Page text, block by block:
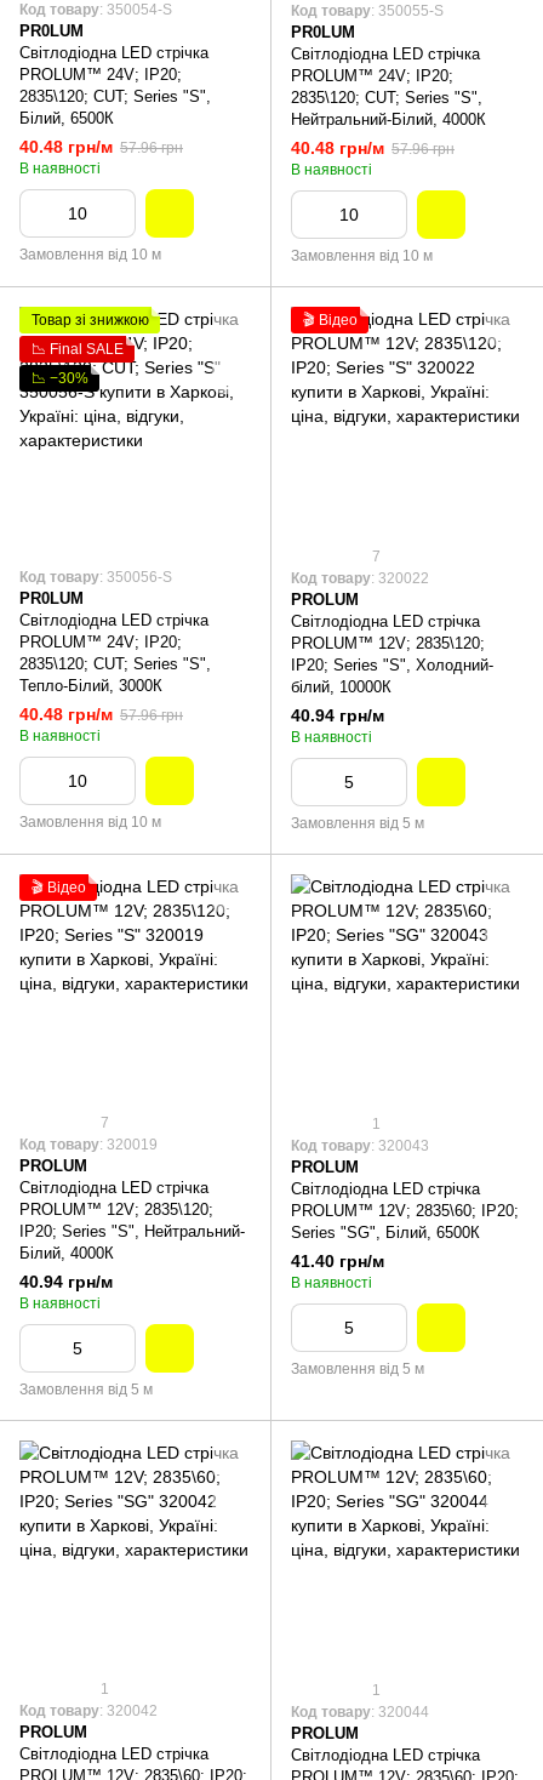
Код товару: 350054-S
PR0LUM
Світлодіодна LED стрічка
PROLUM™ 24V; IP20;
2835\120; CUT; Series "S",
Білий, 6500К
40.48 грн/м 57.96 грн
В наявності
Замовлення від 10 м
Код товару: 350055-S
PR0LUM
Світлодіодна LED стрічка
PROLUM™ 24V; IP20;
2835\120; CUT; Series "S",
Нейтральний-Білий, 4000К
40.48 грн/м 57.96 грн
В наявності
Замовлення від 10 м
Товар зі знижкою
📉 Final SALE
📉 −30%
Код товару: 350056-S
PR0LUM
Світлодіодна LED стрічка
PROLUM™ 24V; IP20;
2835\120; CUT; Series "S",
Тепло-Білий, 3000К
40.48 грн/м 57.96 грн
В наявності
Замовлення від 10 м
🎬 Відео
7
Код товару: 320022
PROLUM
Світлодіодна LED стрічка
PROLUM™ 12V; 2835\120;
IP20; Series "S", Холодний-
білий, 10000К
40.94 грн/м
В наявності
Замовлення від 5 м
🎬 Відео
7
Код товару: 320019
PROLUM
Світлодіодна LED стрічка
PROLUM™ 12V; 2835\120;
IP20; Series "S", Нейтральний-
Білий, 4000К
40.94 грн/м
В наявності
Замовлення від 5 м
1
Код товару: 320043
PROLUM
Світлодіодна LED стрічка
PROLUM™ 12V; 2835\60; IP20;
Series "SG", Білий, 6500К
41.40 грн/м
В наявності
Замовлення від 5 м
1
Код товару: 320042
PROLUM
Світлодіодна LED стрічка
PROLUM™ 12V; 2835\60; IP20;
1
Код товару: 320044
PROLUM
Світлодіодна LED стрічка